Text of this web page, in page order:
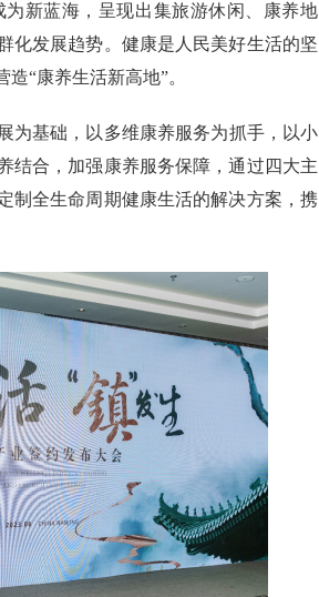
新蓝海，呈现出集旅游休闲、康养地
化发展趋势。健康是人民美好生活的坚
“康养生活新高地”。
为基础，以多维康养服务为抓手，以小
结合，加强康养服务保障，通过四大主
制全生命周期健康生活的解决方案，携